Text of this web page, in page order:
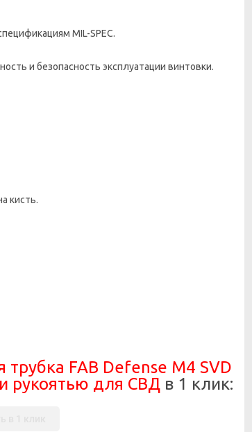
MIL-SPEC.
и безопасность эксплуатации винтовки.
кисть.
FAB Defense M4 SVD
рукоятью для СВДв 1 клик: